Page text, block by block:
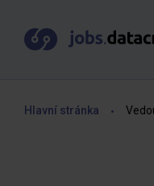
Hlavní stránka